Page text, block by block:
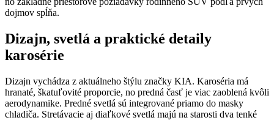
dojmov spĺňa.
Dizajn, svetlá a praktické detaily
karosérie
Dizajn vychádza z aktuálneho štýlu značky KIA. Karoséria má
hranaté, škatuľovité proporcie, no predná časť je viac zaoblená kvôli
aerodynamike. Predné svetlá sú integrované priamo do masky
chladiča. Stretávacie aj diaľkové svetlá majú na starosti dva tenké